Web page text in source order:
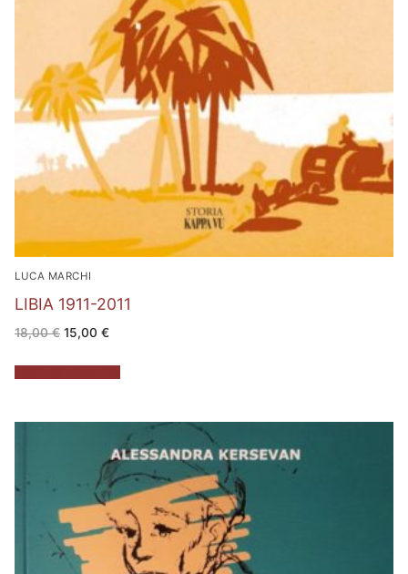
LUCA MARCHI
LIBIA 1911-2011
18,00€ Il
prezzo
era:
18,00 €.
15,00 €Il
è:
15,00 €.